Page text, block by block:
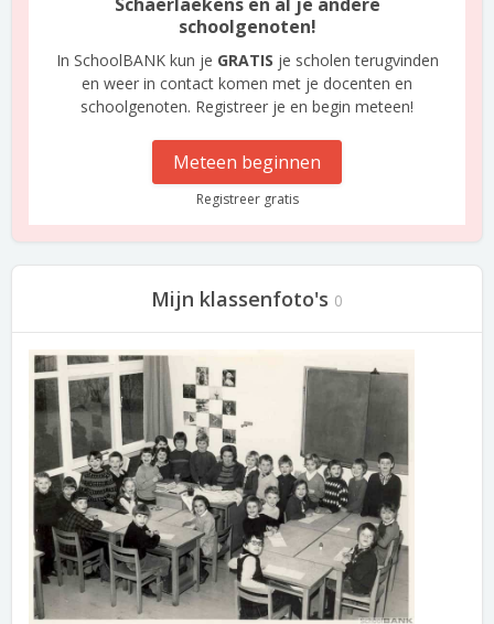
schoolgenoten!
In SchoolBANK kun je GRATIS je scholen terugvinden
en weer in contact komen met je docenten en
schoolgenoten. Registreer je en begin meteen!
Meteen beginnen
Registreer gratis
Mijn klassenfoto's 0